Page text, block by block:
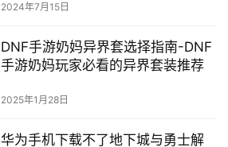
2024年7月15日
DNF手游奶妈异界套选择指南-DNF
手游奶妈玩家必看的异界套装推荐
2025年1月28日
华为手机下载不了地下城与勇士解